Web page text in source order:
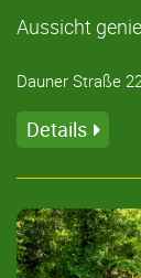
Aussicht
Dauner Straße
Details